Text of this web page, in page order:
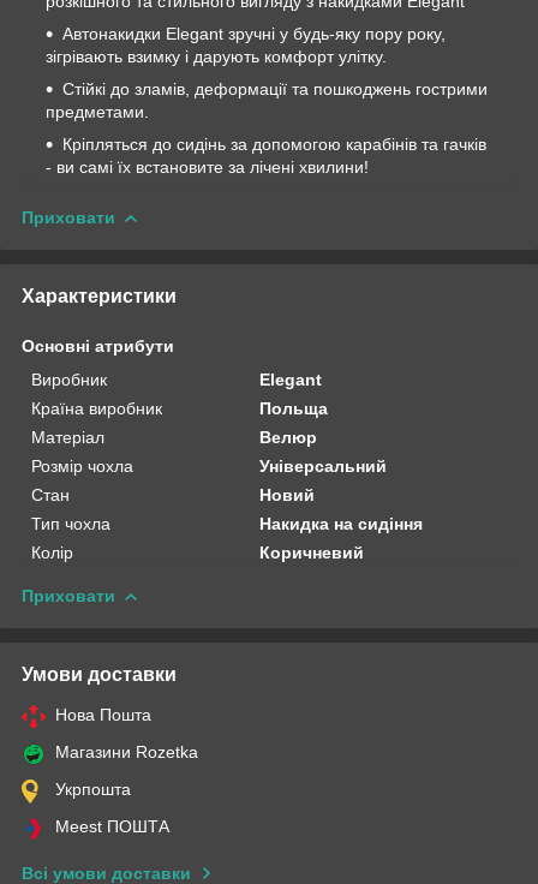
Автонакидки Elegant зручні у будь-яку пору року,
зігрівають взимку і дарують комфорт улітку.
Стійкі до зламів, деформації та пошкоджень гострими
предметами.
Кріпляться до сидінь за допомогою карабінів та гачків
- ви самі їх встановите за лічені хвилини!
Приховати
Характеристики
Основні атрибути
Виробник
Elegant
Країна виробник
Польща
Матеріал
Велюр
Розмір чохла
Універсальний
Стан
Новий
Тип чохла
Накидка на сидіння
Колір
Коричневий
Приховати
Умови доставки
Нова Пошта
Магазини Rozetka
Укрпошта
Meest ПОШТА
Всі умови доставки